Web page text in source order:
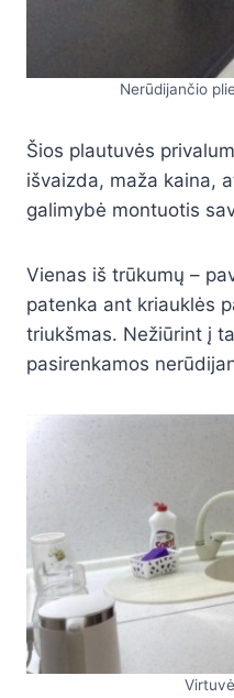
Nerūdijančio
Šios plautuvės
išvaizda, maža kaina,
galimybė montuotis
Vienas iš trūkumų –
patenka ant kriauklės
triukšmas. Nežiūrint į
pasirenkamos